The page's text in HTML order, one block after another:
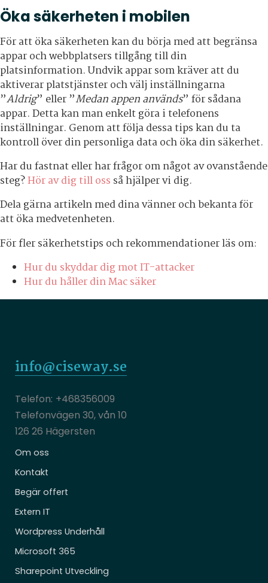
Öka säkerheten i mobilen
För att öka säkerheten kan du börja med att begränsa
appar och webbplatsers tillgång till din
platsinformation. Undvik appar som kräver att du
aktiverar platstjänster och välj inställningarna
”Aldrig” eller ”Medan appen används” för sådana
appar. Detta kan man enkelt göra i telefonens
inställningar. Genom att följa dessa tips kan du ta
kontroll över din personliga data och öka din säkerhet.
Har du fastnat eller har frågor om något av ovanstående
steg?Hör av dig till oss så hjälper vi dig.
Dela gärna artikeln med dina vänner och bekanta för
att öka medvetenheten.
För fler säkerhetstips och rekommendationer läs om:
Hur du skyddar dig mot IT-attacker
Hur du håller din Mac säker
info@ciseway.se
+468356009
Telefonvägen 30, vån 10
126 26 Hägersten
Om oss
Kontakt
Begär offert
Extern IT
Wordpress Underhåll
Microsoft 365
Sharepoint Utveckling